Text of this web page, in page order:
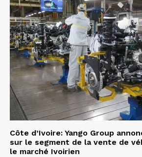
Côte d’Ivoire: Yango Group
sur le segment de la vente de
le marché Ivoirien